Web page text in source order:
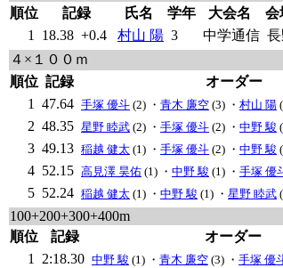
順位 記録 氏名 学年 大会名 会
1
18.38 +0.4 村山 陽 3 中学通信
４×１００ｍ
順位 記録 オーダー
1
47.64 手塚 優斗 (2) ・ 青木 廉空 (3) ・ 村山 陽
2 48.35 星野 睦武 (2) ・ 手塚 優斗 (2) ・ 中野 駿
3 49.13 稲越 健太 (1) ・ 手塚 優斗 (2) ・ 中野 駿
4 52.15 高見澤 昊佑 (1) ・ 中野 駿 (1) ・ 手塚 優
5 52.24 稲越 健太 (1) ・ 中野 駿 (1) ・ 星野 睦武
100+200+300+400m
順位
記録 オーダー
1
2:18.30 中野 駿 (1) ・ 青木 廉空 (3) ・ 手塚 優